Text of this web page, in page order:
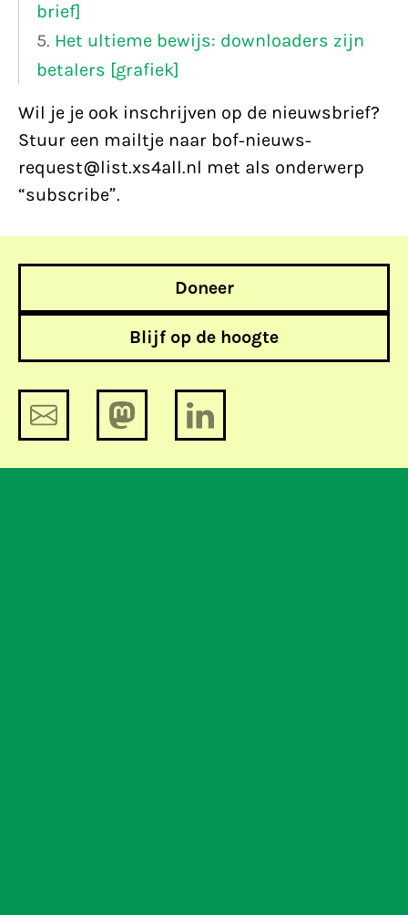
brief]
5. Het ultieme bewijs: downloaders zijn
betalers [grafiek]
Wil je je ook inschrijven op de nieuwsbrief?
Stuur een mailtje naar bof-nieuws-
request@list.xs4all.nl met als onderwerp
“subscribe”.
Doneer
Blijf op de hoogte